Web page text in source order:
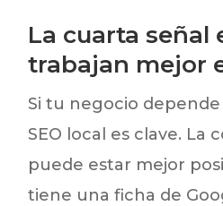
La cuarta señal
trabajan mejor
Si tu negocio
SEO local es clave. La
puede estar mejor
tiene una ficha de